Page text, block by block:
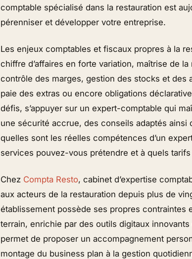
comptable spécialisé dans la restauration est
pérenniser et développer votre entreprise.
Les enjeux comptables et fiscaux propres à la
chiffre d’affaires en forte variation, maîtrise de
contrôle des marges, gestion des stocks et des
paie des extras ou encore obligations
défis, s’appuyer sur un expert-comptable qui
une sécurité accrue, des conseils adaptés ainsi
quelles sont les réelles compétences d’un
services pouvez-vous prétendre et à quels
Chez Compta Resto, cabinet d’expertise
aux acteurs de la restauration depuis plus de
établissement possède ses propres contraintes
terrain, enrichie par des outils digitaux
permet de proposer un accompagnement
montage du business plan à la gestion